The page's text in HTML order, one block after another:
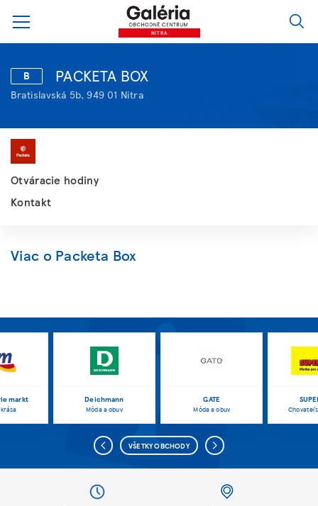
NITRA
Otváracie hodiny
Kontakt
B PACKETA BOX
Bratislavská 5b, 949 01 Nitra
Viac o Packeta Box
markt Deichmann
Móda a obuv
GATE
Móda a obuv
VŠETKY OBCHODY